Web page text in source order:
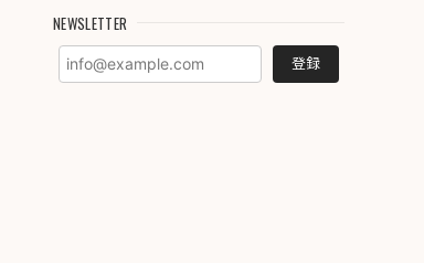
NEWSLETTER
登録